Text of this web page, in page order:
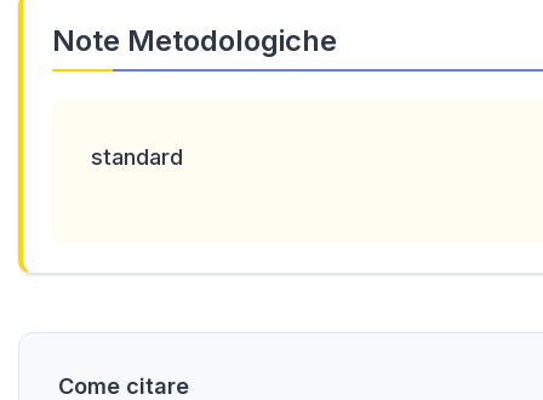
Note Metodologiche
standard
Come citare